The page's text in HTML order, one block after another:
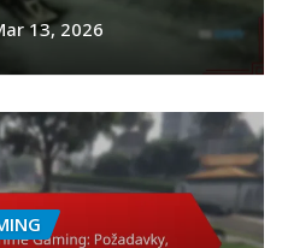
13, 2026